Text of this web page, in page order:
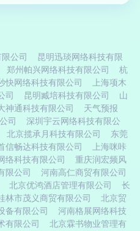
公司
昆明迅琰网络科技有限
郑州帕兴网络科技有限公司
杭
快网络科技有限公司
上海项木
司 昆明臧培科技有限公司
山
神通科技有限公司
天气预报
司
深圳宇云网络科技有限公
北京揽承月科技有限公司
东莞
信畅达科技有限公司
上海咪咔
络科技有限公司
重庆润宏频风
限公司
河南高仁商贸有限公司
北京优鸿酒店管理有限公司
长
林市茂义商贸有限公司
北京贸
备有限公司
河南格展网络科技
有限公司
北京霖书物业管理有